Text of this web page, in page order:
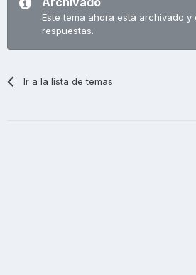
Este tema ahora está archivado
respuestas.
Ir a la lista de temas